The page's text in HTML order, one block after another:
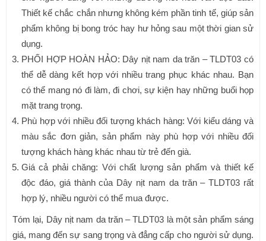
Thiết kế chắc chắn nhưng không kém phần tinh tế, giúp sản
phẩm không bị bong tróc hay hư hỏng sau một thời gian sử
dụng.
PHỐI HỢP HOÀN HẢO: Dây nịt nam da trăn – TLDT03 có
thể dễ dàng kết hợp với nhiều trang phục khác nhau. Bạn
có thể mang nó đi làm, đi chơi, sự kiện hay những buổi họp
mặt trang trọng.
Phù hợp với nhiều đối tượng khách hàng: Với kiểu dáng và
màu sắc đơn giản, sản phẩm này phù hợp với nhiều đối
tượng khách hàng khác nhau từ trẻ đến già.
Giá cả phải chăng: Với chất lượng sản phẩm và thiết kế
độc đáo, giá thành của Dây nịt nam da trăn – TLDT03 rất
hợp lý, nhiều người có thể mua được.
Tóm lại, Dây nịt nam da trăn – TLDT03 là một sản phẩm sáng
giá, mang đến sự sang trọng và đẳng cấp cho người sử dụng.